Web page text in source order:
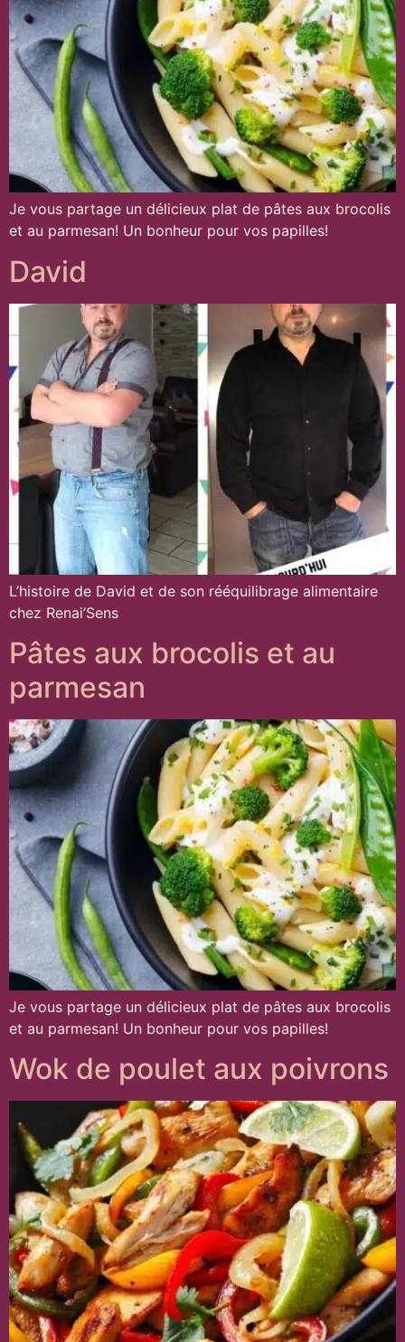
Je vous partage un délicieux plat de pâtes aux brocolis
et au parmesan! Un bonheur pour vos papilles!
David
L’histoire de David et de son rééquilibrage alimentaire
chez Renai’Sens
Pâtes aux brocolis et au
parmesan
Je vous partage un délicieux plat de pâtes aux brocolis
et au parmesan! Un bonheur pour vos papilles!
Wok de poulet aux poivrons